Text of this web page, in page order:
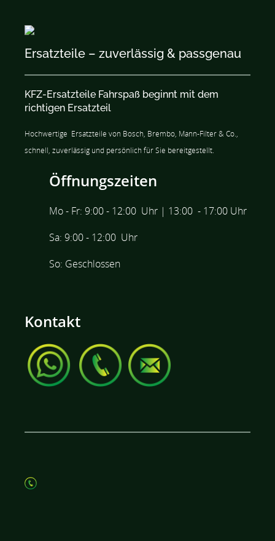
Ersatzteile – zuverlässig & passgenau
KFZ-Ersatzteile Fahrspaß beginnt mit dem
richtigen Ersatzteil
Hochwertige Ersatzteile von Bosch, Brembo, Mann-Filter & Co.,
schnell, zuverlässig und persönlich für Sie bereitgestellt.
Öffnungszeiten
Mo - Fr: 9:00 - 12:00 Uhr | 13:00 - 17:00 Uhr
Sa: 9:00 - 12:00 Uhr
So: Geschlossen
Kontakt